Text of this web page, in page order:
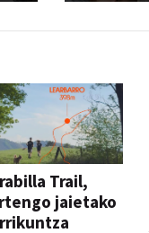
Trail,
jaietako